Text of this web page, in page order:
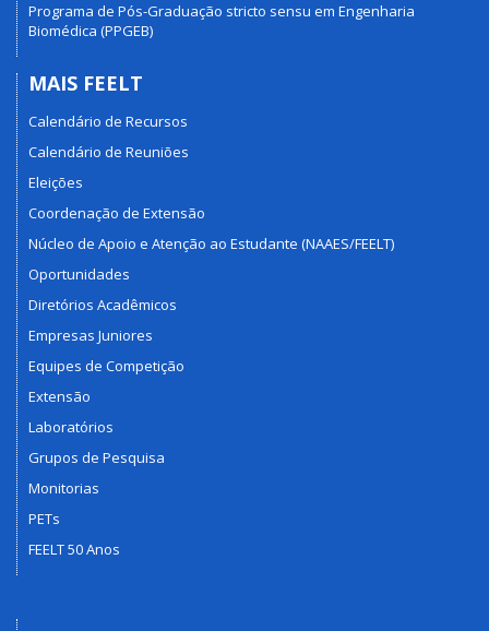
Programa de Pós-Graduação stricto sensu em Engenharia
Biomédica (PPGEB)
MAIS FEELT
Calendário de Recursos
Calendário de Reuniões
Eleições
Coordenação de Extensão
Núcleo de Apoio e Atenção ao Estudante (NAAES/FEELT)
Oportunidades
Diretórios Acadêmicos
Empresas Juniores
Equipes de Competição
Extensão
Laboratórios
Grupos de Pesquisa
Monitorias
PETs
FEELT 50 Anos